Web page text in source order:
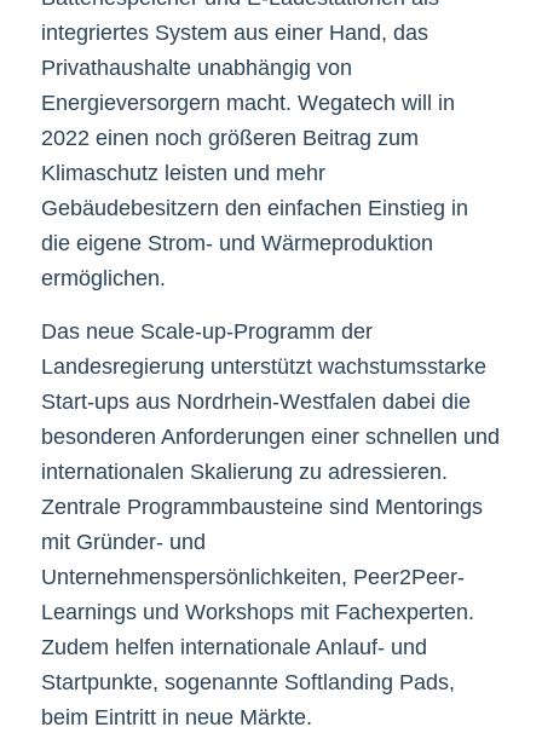
integriertes System aus einer Hand, das
Privathaushalte unabhängig von
Energieversorgern macht. Wegatech will in
2022 einen noch größeren Beitrag zum
Klimaschutz leisten und mehr
Gebäudebesitzern den einfachen Einstieg in
die eigene Strom- und Wärmeproduktion
ermöglichen.
Das neue Scale-up-Programm der
Landesregierung unterstützt wachstumsstarke
Start-ups aus Nordrhein-Westfalen dabei die
besonderen Anforderungen einer schnellen und
internationalen Skalierung zu adressieren.
Zentrale Programmbausteine sind Mentorings
mit Gründer- und
Unternehmenspersönlichkeiten, Peer2Peer-
Learnings und Workshops mit Fachexperten.
Zudem helfen internationale Anlauf- und
Startpunkte, sogenannte Softlanding Pads,
beim Eintritt in neue Märkte.